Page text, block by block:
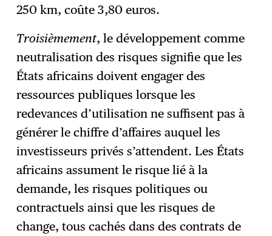
250 km, coûte 3,80 euros.
Troisièmement, le développement comme
neutralisation des risques signifie que les
États africains doivent engager des
ressources publiques lorsque les
redevances d’utilisation ne suffisent pas à
générer le chiffre d’affaires auquel les
investisseurs privés s’attendent. Les États
africains assument le risque lié à la
demande, les risques politiques ou
contractuels ainsi que les risques de
change, tous cachés dans des contrats de